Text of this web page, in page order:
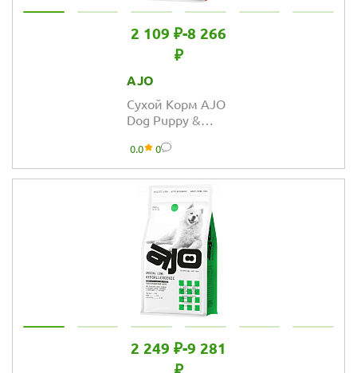
2 109 ₽-8 266
₽
AJO
Сухой Корм AJO
Dog Puppy &
для щенков и
молодых собак
средних и
крупных пород
0.0 0
2 249 ₽-9 281